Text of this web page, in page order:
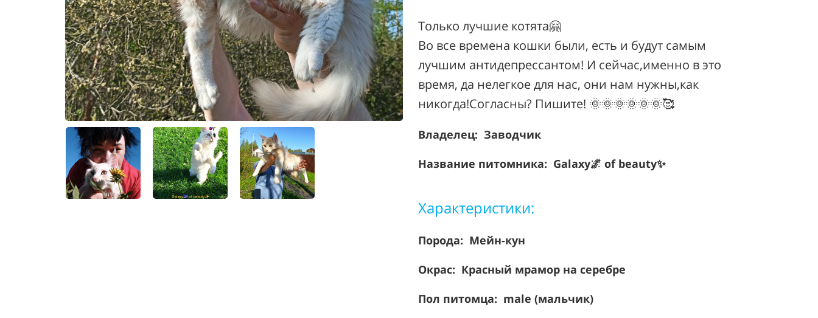
Только лучшие котята🤗
Во все времена кошки были, есть и будут самым
лучшим антидепрессантом! И сейчас,именно в это
время, да нелегкое для нас, они нам нужны,как
никогда!Согласны? Пишите! 🌞🌞🌞🌞🌞🌞🥰
Владелец: Заводчик
Название питомника: Galaxy🌌 of beauty✨
Характеристики:
Порода: Мейн-кун
Окрас: Красный мрамор на серебре
Пол питомца: male (мальчик)